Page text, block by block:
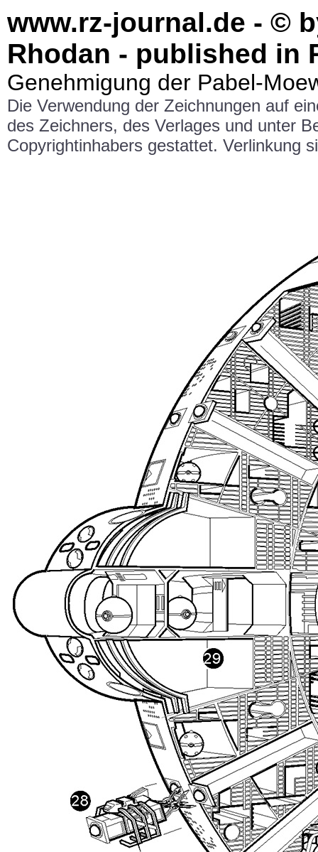
www.rz-journal.de - ©
Rhodan - published in
Genehmigung der Pabel-
Die Verwendung der Zeichnungen auf
des Zeichners, des Verlages und unter
Copyrightinhabers gestattet. Verlinkung